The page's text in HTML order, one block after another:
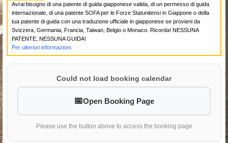
Avrai bisogno di una patente di guida giapponese valida, di un permesso di guida
internazionale, di una patente SOFA per le Forze Statunitensi in Giappone o della
tua patente di guida con una traduzione ufficiale in giapponese se provieni da
Svizzera, Germania, Francia, Taiwan, Belgio o Monaco. Ricorda! NESSUNA
PATENTE, NESSUNA GUIDA!
Per ulteriori informazioni.
Could not load booking calendar
Open Booking Page
Please use the button above to access the booking page